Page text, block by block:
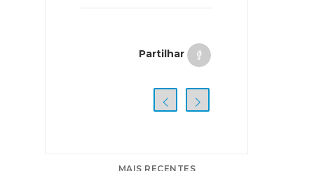
Partilhar
MAIS RECENTES